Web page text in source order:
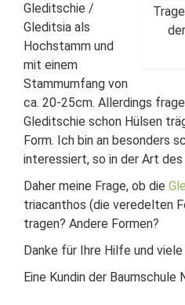
Gleditschie /
Gleditsia als
Hochstamm und
mit einem
Stammumfang von
ca. 20-25cm. Allerdings
Gleditschie schon Hülsen
Form. Ich bin an besonders
interessiert, so in der Art
Daher meine Frage, ob die
triacanthos (die veredelten
tragen? Andere Formen?
Danke für Ihre Hilfe und
Eine Kundin der Baumschule